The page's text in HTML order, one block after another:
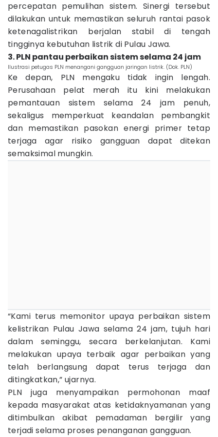
percepatan pemulihan sistem. Sinergi tersebut
dilakukan untuk memastikan seluruh rantai pasok
ketenagalistrikan berjalan stabil di tengah
tingginya kebutuhan listrik di Pulau Jawa.
3. PLN pantau perbaikan sistem selama 24 jam
Ilustrasi petugas PLN menangani gangguan jaringan listrik. (Dok. PLN)
Ke depan, PLN mengaku tidak ingin lengah.
Perusahaan pelat merah itu kini melakukan
pemantauan sistem selama 24 jam penuh,
sekaligus memperkuat keandalan pembangkit
dan memastikan pasokan energi primer tetap
terjaga agar risiko gangguan dapat ditekan
semaksimal mungkin.
“Kami terus memonitor upaya perbaikan sistem
kelistrikan Pulau Jawa selama 24 jam, tujuh hari
dalam seminggu, secara berkelanjutan. Kami
melakukan upaya terbaik agar perbaikan yang
telah berlangsung dapat terus terjaga dan
ditingkatkan,” ujarnya.
PLN juga menyampaikan permohonan maaf
kepada masyarakat atas ketidaknyamanan yang
ditimbulkan akibat pemadaman bergilir yang
terjadi selama proses penanganan gangguan.